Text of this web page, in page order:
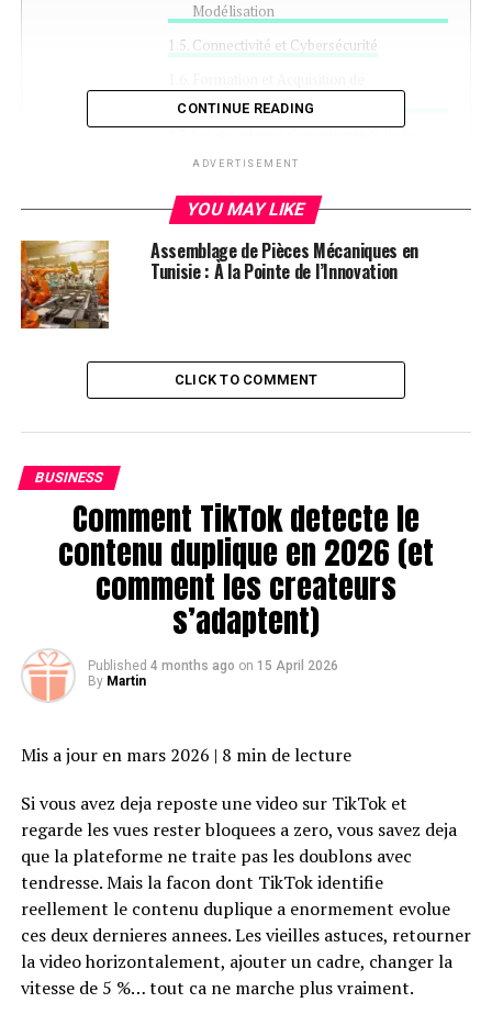
Modélisation
Connectivité et Cybersécurité
Compétences
Transformation Technologique
Perspectives Futures
Les Innovations
Technologiques qui
Transforment le Matriçage en
Tunisie
Le secteur du matriçage en Tunisie connaît une
révolution silencieuse, alimentée par des avancées
technologiques remarquables. Les entreprises
tunisiennes du matriçage, longtemps reconnues pour
leur expertise dans la production de pièces métalliques
complexes, sont désormais à l’avant-garde de l’adoption
de technologies innovantes. Ces changements
transforment non seulement la manière dont les
composants sont fabriqués, mais redéfinissent
internationale.
Automatisation et Robotique
L’automatisation a été l’un des principaux moteurs de la
transformation du matriçage en Tunisie. Les entreprises
ont largement investi dans des équipements
automatisés et des systèmes robotisés pour optimiser la
production. Les robots, dotés de précision et de rapidité,
sont désormais utilisés dans des tâches telles que le
CONTINUE READING
ADVERTISEMENT
YOU MAY LIKE
Assemblage de Pièces Mécaniques en
Tunisie : À la Pointe de l’Innovation
CLICK TO COMMENT
BUSINESS
Comment TikTok detecte le
contenu duplique en 2026 (et
comment les createurs
s’adaptent)
Published 4 months ago on 15 April 2026
By Martin
Mis a jour en mars 2026 | 8 min de lecture
Si vous avez deja reposte une video sur TikTok et
regarde les vues rester bloquees a zero, vous savez deja
que la plateforme ne traite pas les doublons avec
tendresse. Mais la facon dont TikTok identifie
reellement le contenu duplique a enormement evolue
ces deux dernieres annees. Les vieilles astuces, retourner
la video horizontalement, ajouter un cadre, changer la
vitesse de 5 %… tout ca ne marche plus vraiment.